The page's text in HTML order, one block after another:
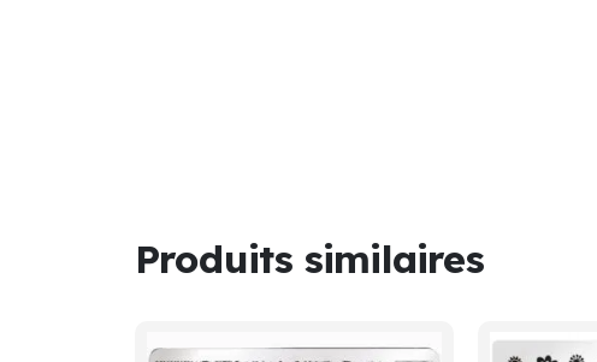
Produits similaires